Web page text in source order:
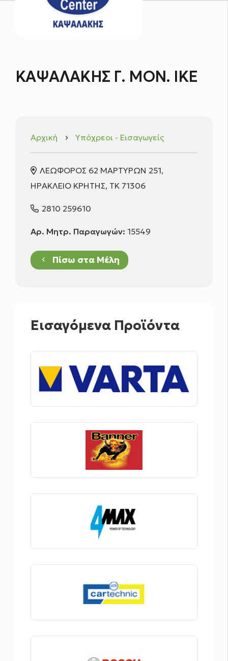
ΚΑΨΑΛΑΚΗΣ Γ. ΜΟΝ. ΙΚΕ
Αρχική keyboard_arrow_right Υπόχρεοι - Εισαγωγείς
ΛΕΩΦΟΡΟΣ 62 ΜΑΡΤΥΡΩΝ 251,
ΗΡΑΚΛΕΙΟ ΚΡΗΤΗΣ, ΤΚ 71306
2810 259610
Αρ. Μητρ. Παραγωγών: 15549
keyboard_arrow_left Πίσω στα Μέλη
Εισαγόμενα Προϊόντα